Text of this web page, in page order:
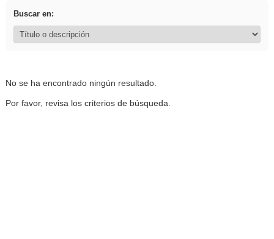
Buscar en:
No se ha encontrado ningún resultado.
Por favor, revisa los criterios de búsqueda.